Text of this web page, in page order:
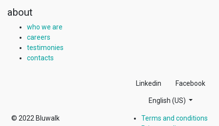
about
who we are
careers
testimonies
contacts
Linkedin Facebook
English (US)
© 2022 Bluwalk
Terms and conditions